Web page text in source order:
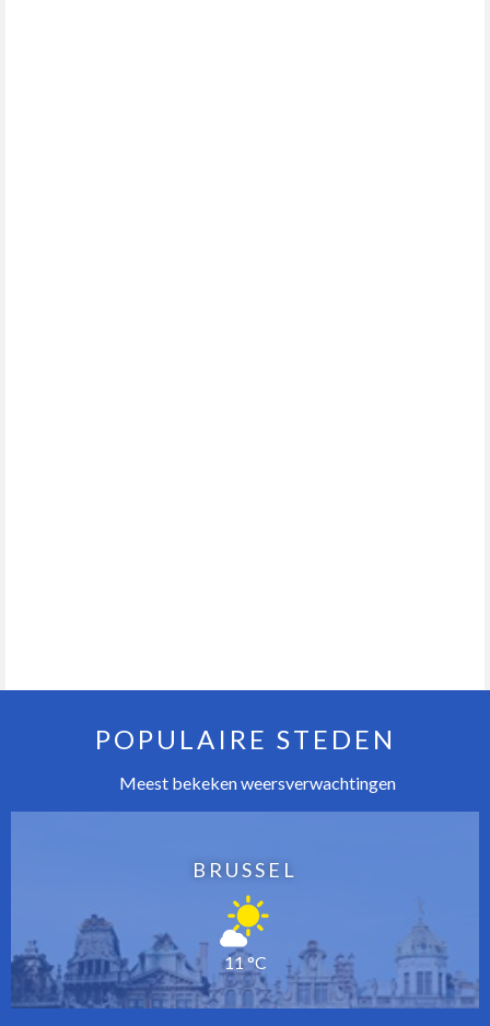
POPULAIRE STEDEN
Meest bekeken weersverwachtingen
BRUSSEL
11 °C